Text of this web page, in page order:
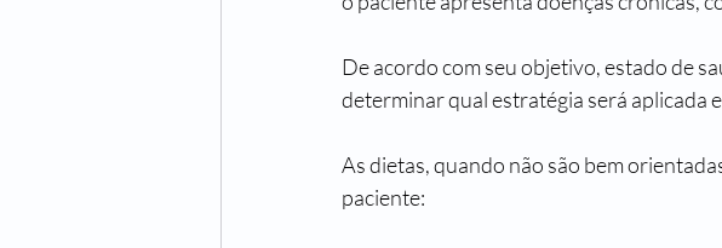
De acordo com seu objetivo, estado de
determinar qual estratégia será aplicada
As dietas, quando não são bem
paciente: